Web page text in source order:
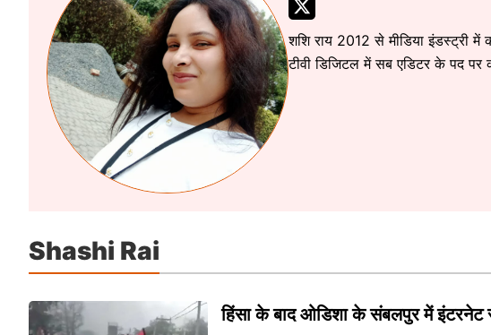
शशि राय 2012 से मीडिया इंडस्ट्री
टीवी डिजिटल में सब एडिटर के पद पर
Shashi Rai
हिंसा के बाद ओडिशा के संबलपुर में इंटरनेट